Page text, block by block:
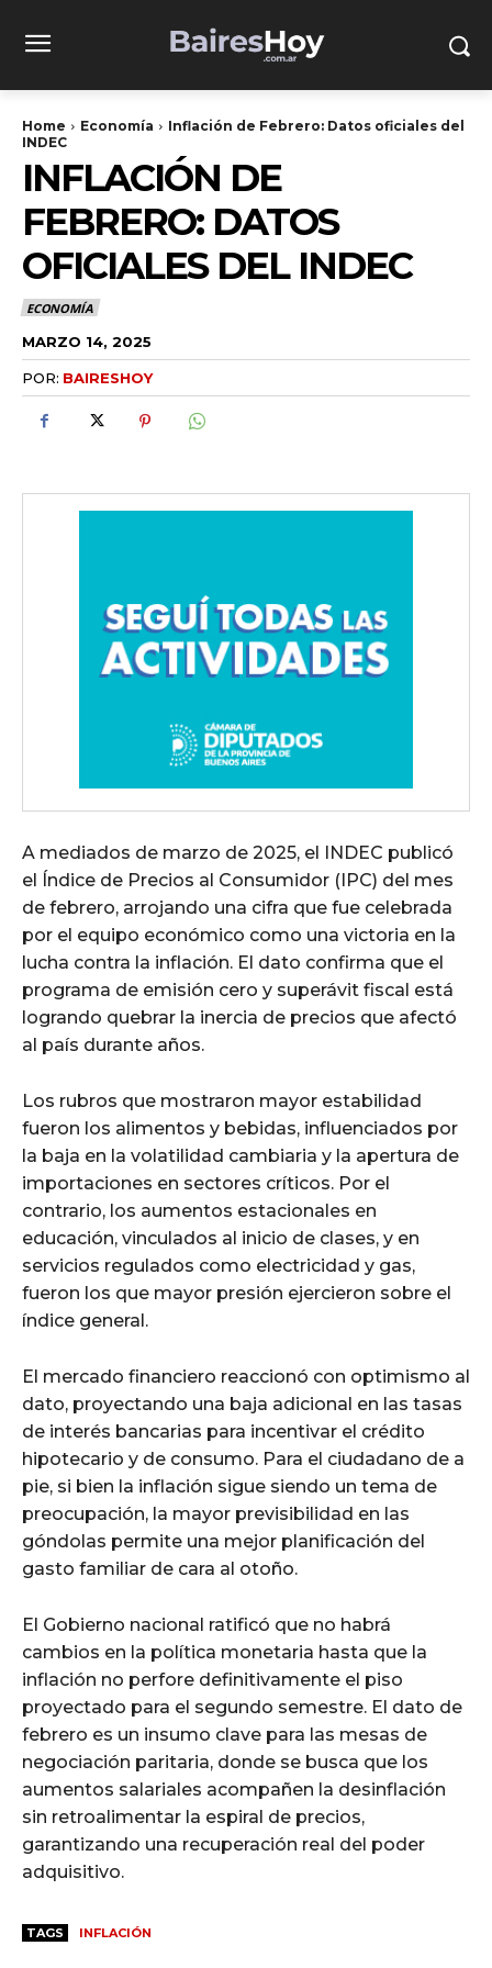
Home Economía
Inflación de Febrero: Datos oficiales del
INDEC
INFLACIÓN DE
FEBRERO: DATOS
OFICIALES DEL INDEC
ECONOMÍA
MARZO 14, 2025
POR: BAIRESHOY
A mediados de marzo de 2025, el INDEC publicó
el Índice de Precios al Consumidor (IPC) del mes
de febrero, arrojando una cifra que fue celebrada
por el equipo económico como una victoria en la
lucha contra la inflación. El dato confirma que el
programa de emisión cero y superávit fiscal está
logrando quebrar la inercia de precios que afectó
al país durante años.
Los rubros que mostraron mayor estabilidad
fueron los alimentos y bebidas, influenciados por
la baja en la volatilidad cambiaria y la apertura de
importaciones en sectores críticos. Por el
contrario, los aumentos estacionales en
educación, vinculados al inicio de clases, y en
servicios regulados como electricidad y gas,
fueron los que mayor presión ejercieron sobre el
índice general.
El mercado financiero reaccionó con optimismo al
dato, proyectando una baja adicional en las tasas
de interés bancarias para incentivar el crédito
hipotecario y de consumo. Para el ciudadano de a
pie, si bien la inflación sigue siendo un tema de
preocupación, la mayor previsibilidad en las
góndolas permite una mejor planificación del
gasto familiar de cara al otoño.
El Gobierno nacional ratificó que no habrá
cambios en la política monetaria hasta que la
inflación no perfore definitivamente el piso
proyectado para el segundo semestre. El dato de
febrero es un insumo clave para las mesas de
negociación paritaria, donde se busca que los
aumentos salariales acompañen la desinflación
sin retroalimentar la espiral de precios,
garantizando una recuperación real del poder
adquisitivo.
TAGS INFLACIÓN